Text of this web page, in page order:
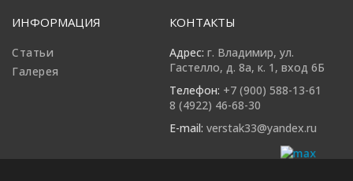
ИНФОРМАЦИЯ
Статьи
Галерея
КОНТАКТЫ
Адрес: г. Владимир, ул.
Гастелло, д. 8а, к. 1, вход 6Б
Телефон: +7 (900) 588-13-61
8 (4922) 46-68-30
E-mail: verstak33@yandex.ru